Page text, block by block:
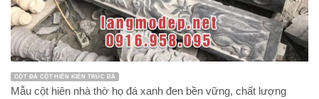
CỘT ĐÁ CỘT HIÊN KIẾN TRÚC ĐÁ
Mẫu cột hiên nhà thờ họ đá xanh đen bền vững, chất lượng